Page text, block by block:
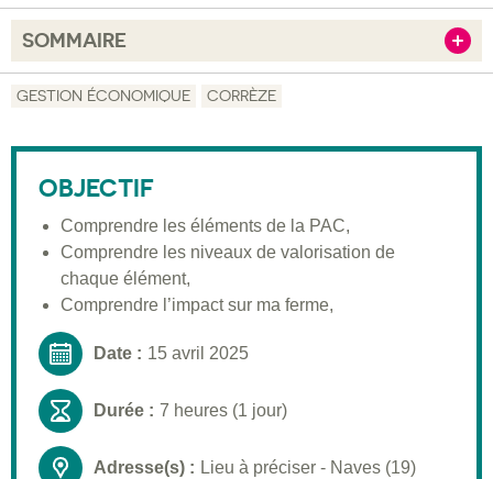
SOMMAIRE
Validation
Moyens pédagogiques
Informations pratiques
GESTION ÉCONOMIQUE CORRÈZE
OBJECTIF
Comprendre les éléments de la PAC,
Comprendre les niveaux de valorisation de
chaque élément,
Comprendre l’impact sur ma ferme,
Date : 15 avril 2025
Durée : 7 heures (1 jour)
Adresse(s) : Lieu à préciser - Naves (19)